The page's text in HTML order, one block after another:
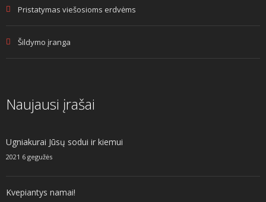
Pristatymas viešosioms erdvėms
Šildymo įranga
Naujausi įrašai
Ugniakurai Jūsų sodui ir kiemui
2021 6 gegužės
Kvepiantys namai!